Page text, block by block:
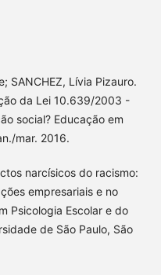
SANCHEZ, Lívia Pizauro.
da Lei 10.639/2003 -
social? Educação em
mar. 2016.
narcísicos do racismo:
empresariais e no
Psicologia Escolar e do
de São Paulo, São